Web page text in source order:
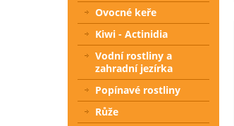
Ovocné keře
Kiwi - Actinidia
Vodní rostliny a
zahradní jezírka
Popínavé rostliny
Růže